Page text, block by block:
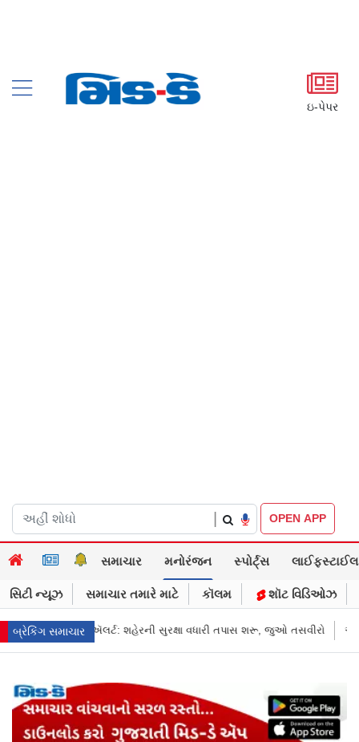
ઇ-પેપર
OPEN APP
સમાચાર મનોરંજન સ્પોર્ટ્સ લાઈફસ્ટાઈલ
સિટી ન્યૂઝ સમાચાર તમારે માટે કૉલમ શૉટ વિડિઓઝ
બ્રેકિંગ સમાચાર
વધારી તપાસ શરૂ, જુઓ તસવીરો એક પર હુમલો, બધા પર હુમલો ગણાશે: